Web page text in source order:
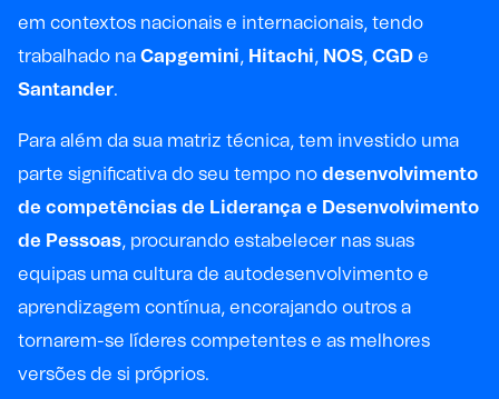
em contextos nacionais e internacionais, tendo
trabalhado na Capgemini, Hitachi, NOS, CGD e
Santander.
Para além da sua matriz técnica, tem investido uma
parte significativa do seu tempo no desenvolvimento
de competências de Liderança e Desenvolvimento
de Pessoas, procurando estabelecer nas suas
equipas uma cultura de autodesenvolvimento e
aprendizagem contínua, encorajando outros a
tornarem-se líderes competentes e as melhores
versões de si próprios.